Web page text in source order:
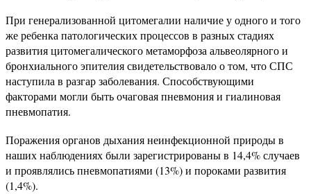
При генерализованной цитомегалии наличие у одного и того
же ребенка патологических процессов в разных стадиях
развития цитомегалического метаморфоза альвеолярного и
бронхиального эпителия свидетельствовало о том, что СПС
наступила в разгар заболевания. Способствующими
факторами могли быть очаговая пневмония и гиалиновая
пневмопатия.
Поражения органов дыхания неинфекционной природы в
наших наблюдениях были зарегистрированы в 14,4% случаев
и проявлялись пневмопатиями (13%) и пороками развития
(1,4%).